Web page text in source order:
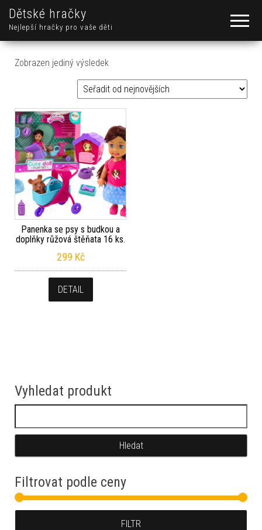
Dětské hračky
Nejlepší hračky pro vaše děti
Zobrazen jediný výsledek
Panenka se psy s budkou a
doplňky růžová štěňata 16 ks.
299 Kč
DETAIL
Vyhledat produkt
Filtrovat podle ceny
FILTR